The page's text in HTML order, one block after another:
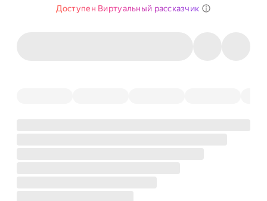
Доступен Виртуальный рассказчик